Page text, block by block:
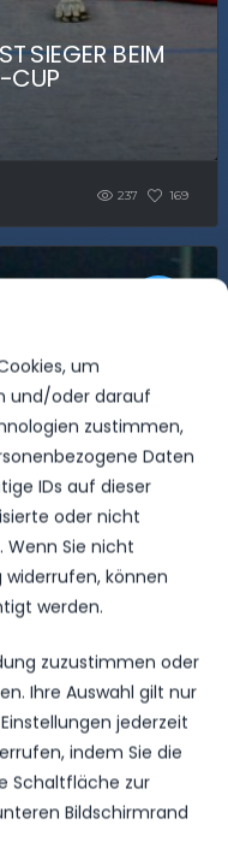
um
und/oder darauf
zustimmen,
Daten
IDs auf dieser
oder nicht
Wenn Sie nicht
können
werden.
zuzustimmen oder
Ihre Auswahl gilt nur
jederzeit
indem Sie die
Schaltfläche zur
Bildschirmrand
SIEGER BEIM H
237 169
SV